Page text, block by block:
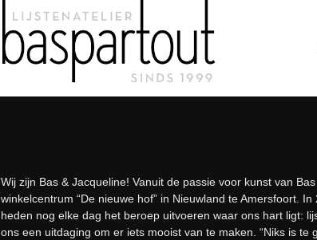
Wij zijn Bas & Jacqueline! Vanuit de passie voor kunst van
winkelcentrum “De nieuwe hof” in Nieuwland te Amersfoort.
heden nog elke dag het beroep uitvoeren waar ons hart ligt:
ons een uitdaging om er iets mooist van te maken. “Niks is